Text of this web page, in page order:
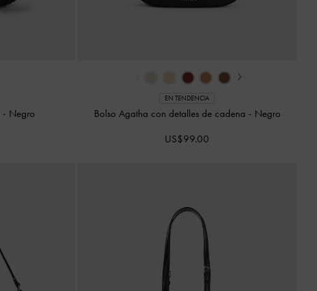
- Negro
›
EN TENDENCIA
Bolso Agatha con detalles de cadena - Negro
US$99.00